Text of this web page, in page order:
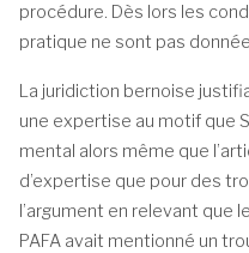
procédure. Dès lors les
pratique ne sont pas
La juridiction bernoise
une expertise au motif que
mental alors même que
d’expertise que pour des
l’argument en relevant que
PAFA avait mentionné un